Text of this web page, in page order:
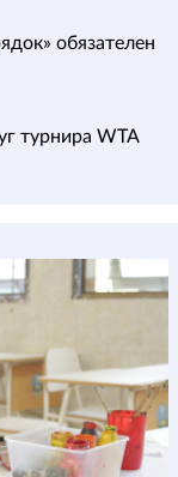
обязателен
турнира WTA